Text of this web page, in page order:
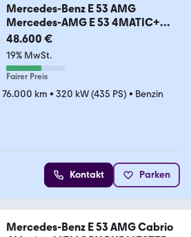
Mercedes-Benz E 53 AMG
Mercedes-AMG E 53 4MATIC+
Autom. Me...
48.600 €
19% MwSt.
Fairer Preis
76.000 km • 320 kW (435 PS) • Benzin
Kontakt Parken
Mercedes-Benz E 53 AMG Cabrio